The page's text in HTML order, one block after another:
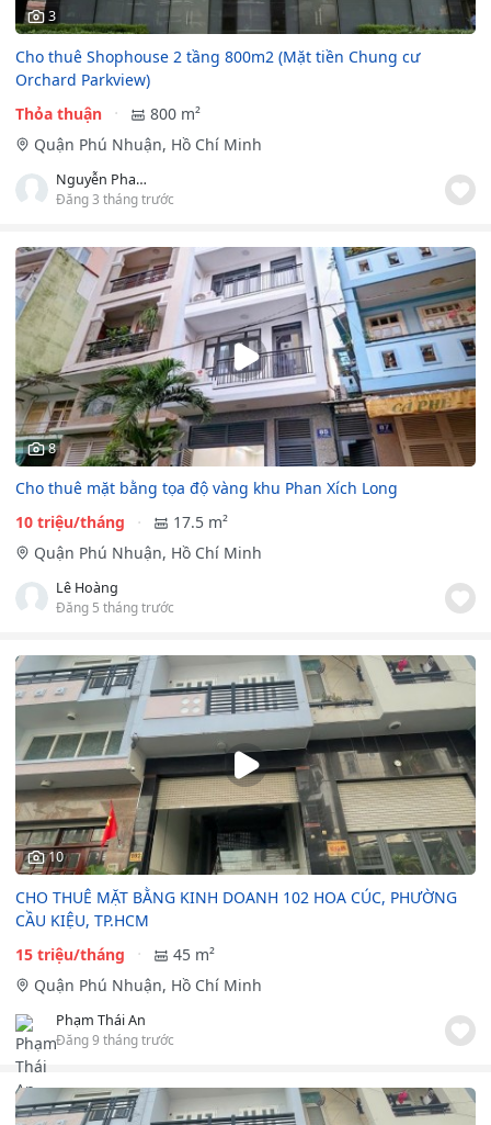
3
Cho thuê Shophouse 2 tầng 800m2 (Mặt tiền Chung cư
Orchard Parkview)
Thỏa thuận
800 m²
Quận Phú Nhuận, Hồ Chí Minh
Nguyễn Phan Thảo Anh
Đăng 3 tháng trước
8
Cho thuê mặt bằng tọa độ vàng khu Phan Xích Long
10 triệu/tháng
17.5 m²
Quận Phú Nhuận, Hồ Chí Minh
Lê Hoàng
Đăng 5 tháng trước
10
CHO THUÊ MẶT BẰNG KINH DOANH 102 HOA CÚC, PHƯỜNG
CẦU KIỆU, TP.HCM
15 triệu/tháng
45 m²
Quận Phú Nhuận, Hồ Chí Minh
Phạm Thái An
Đăng 9 tháng trước